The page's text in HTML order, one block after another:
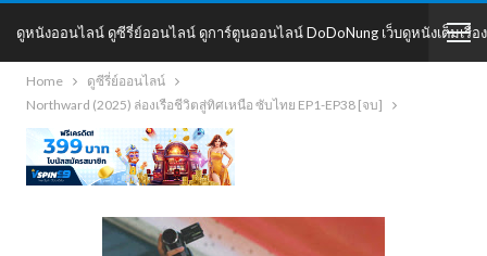
ดูหนังออนไลน์ ดูซีรี่ย์ออนไลน์ ดูการ์ตูนออนไลน์ DoDoNung เว็บดูหนังเต็มเรื่อง
DoDoNung
Home
ดูซีรี่ย์ออนไลน์
Northward (2025) ล่องเรือชีวิตสู่ทิศเหนือ ซับไทย EP1-EP38 [จบ]